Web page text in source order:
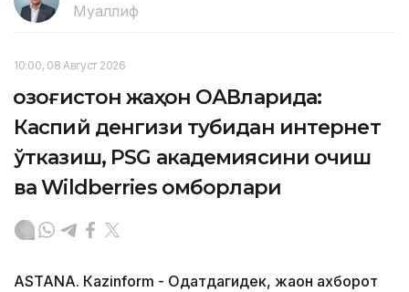
Муаллиф
10:00, 08 Август 2026
Қозоғистон жаҳон ОАВларида:
Каспий денгизи тубидан интернет
ўтказиш, PSG академиясини очиш
ва Wildberries омборлари
ASTANА. Кazinform - Одатдагидек, жаҳон ахборот